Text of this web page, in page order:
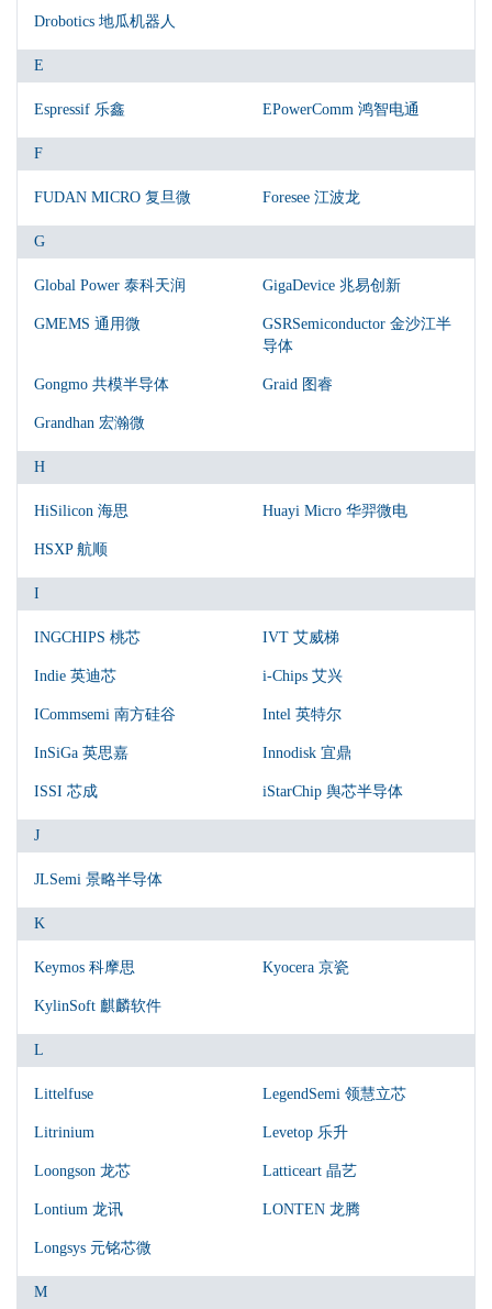
Drobotics 地瓜机器人
E
Espressif 乐鑫 EPowerComm 鸿智电通
F
FUDAN MICRO 复旦微 Foresee 江波龙
G
Global Power 泰科天润 GigaDevice 兆易创新
GMEMS 通用微
GSRSemiconductor 金沙江半
导体
Gongmo 共模半导体 Graid 图睿
Grandhan 宏瀚微
H
HiSilicon 海思 Huayi Micro 华羿微电
HSXP 航顺
I
INGCHIPS 桃芯 IVT 艾威梯
Indie 英迪芯 i-Chips 艾兴
ICommsemi 南方硅谷 Intel 英特尔
InSiGa 英思嘉 Innodisk 宜鼎
ISSI 芯成 iStarChip 舆芯半导体
J
JLSemi 景略半导体
K
Keymos 科摩思 Kyocera 京瓷
KylinSoft 麒麟软件
L
Littelfuse LegendSemi 领慧立芯
Litrinium Levetop 乐升
Loongson 龙芯 Latticeart 晶艺
Lontium 龙讯 LONTEN 龙腾
Longsys 元铭芯微
M